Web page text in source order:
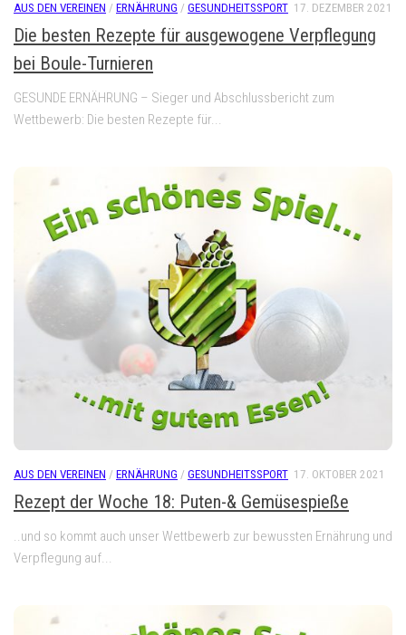
AUS DEN VEREINEN / ERNÄHRUNG / GESUNDHEITSSPORT 17. DEZEMBER 2021
Die besten Rezepte für ausgewogene Verpflegung
bei Boule-Turnieren
GESUNDE ERNÄHRUNG – Sieger und Abschlussbericht zum
Wettbewerb: Die besten Rezepte für...
AUS DEN VEREINEN / ERNÄHRUNG / GESUNDHEITSSPORT 17. OKTOBER 2021
Rezept der Woche 18: Puten-& Gemüsespieße
..und so kommt auch unser Wettbewerb zur bewussten Ernährung und
Verpflegung auf...